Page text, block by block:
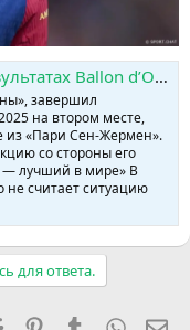
| Онлайн трансляции | Чат | Результаты матчей | Спорт | Прогнозы на спорт
завершил
на втором месте,
из «Пари Сен-Жермен».
со стороны его
— лучший в мире» В
не считает ситуацию
для ответа.
Reddit PinterestTumblr